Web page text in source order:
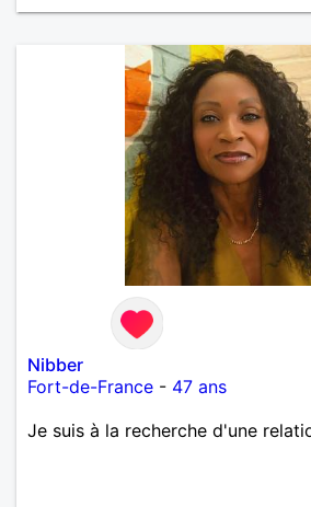
Nibber
Fort-de-France - 47 ans
Je suis à la recherche d'une